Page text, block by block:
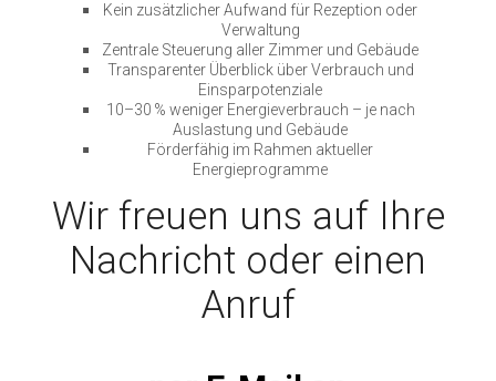
Kein zusätzlicher Aufwand für Rezeption oder
Verwaltung
Zentrale Steuerung aller Zimmer und Gebäude
Transparenter Überblick über Verbrauch und
Einsparpotenziale
10–30 % weniger Energieverbrauch – je nach
Auslastung und Gebäude
Förderfähig im Rahmen aktueller
Energieprogramme
Wir freuen uns auf Ihre
Nachricht oder einen
Anruf